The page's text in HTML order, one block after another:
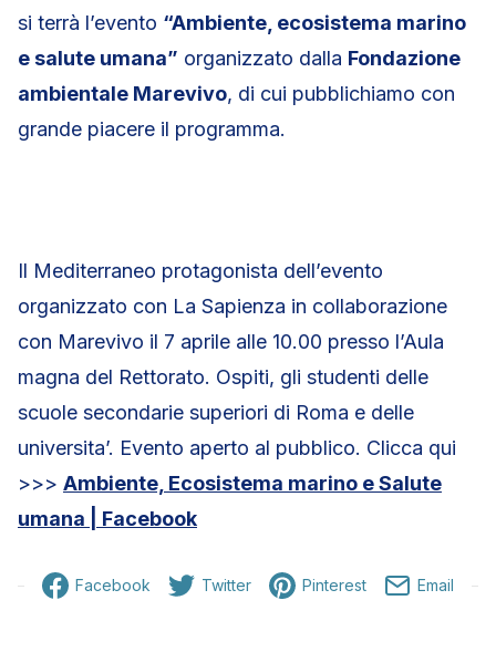
si terrà l’evento “Ambiente, ecosistema marino
e salute umana” organizzato dalla Fondazione
ambientale Marevivo, di cui pubblichiamo con
grande piacere il programma.
Il Mediterraneo protagonista dell’evento
organizzato con La Sapienza in collaborazione
con Marevivo il 7 aprile alle 10.00 presso l’Aula
magna del Rettorato. Ospiti, gli studenti delle
scuole secondarie superiori di Roma e delle
universita’. Evento aperto al pubblico. Clicca qui
>>> Ambiente, Ecosistema marino e Salute
umana | Facebook
Facebook Twitter Pinterest Email